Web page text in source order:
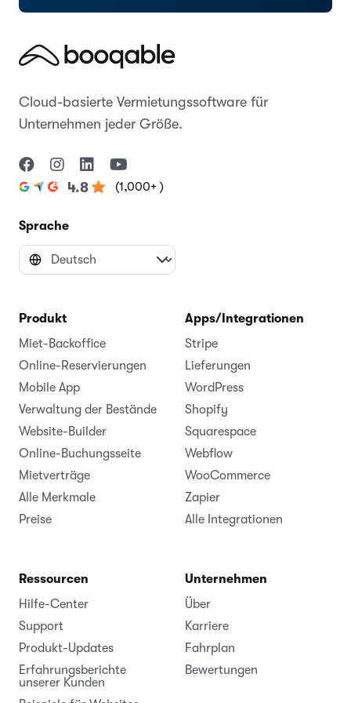
Cloud-basierte Vermietungssoftware für
Unternehmen jeder Größe.
4.8 (1,000+ )
Sprache
Produkt
Miet-Backoffice
Online-Reservierungen
Mobile App
Verwaltung der Bestände
Website-Builder
Online-Buchungsseite
Mietverträge
Alle Merkmale
Preise
Apps/Integrationen
Stripe
Lieferungen
WordPress
Shopify
Squarespace
Webflow
WooCommerce
Zapier
Alle Integrationen
Ressourcen
Hilfe-Center
Support
Produkt-Updates
Erfahrungsberichte
unserer Kunden
Unternehmen
Über
Karriere
Fahrplan
Bewertungen